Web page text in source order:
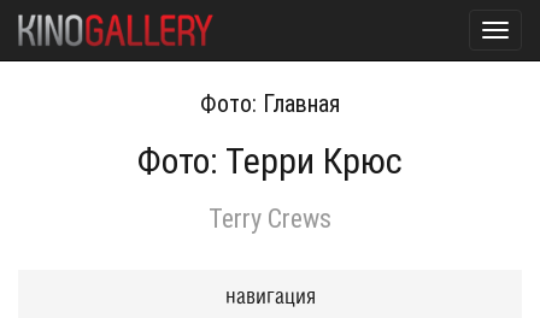
Фото: Главная
Фото: Терри Крюс
Terry Crews
навигация